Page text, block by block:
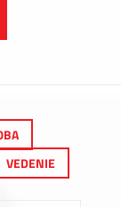
VEDENIE